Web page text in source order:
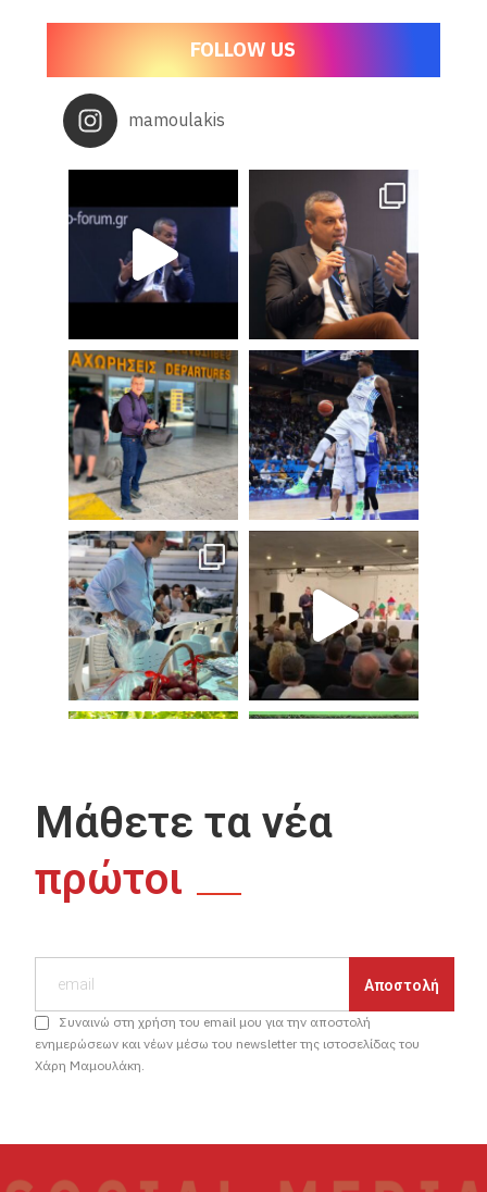
mamoulakis
FOLLOW US
Μάθετε τα νέα
πρώτοι
Συναινώ στη χρήση του email μου για την αποστολή
ενημερώσεων και νέων μέσω του newsletter της ιστοσελίδας του
Χάρη Μαμουλάκη.